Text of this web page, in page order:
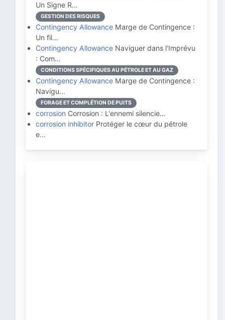
Un Signe R…
GESTION DES RISQUES
Contingency Allowance Marge de Contingence :
Un fil…
Contingency Allowance Naviguer dans l'Imprévu
: Com…
CONDITIONS SPÉCIFIQUES AU PÉTROLE ET AU GAZ
Contingency Allowance Marge de Contingence :
Navigu…
FORAGE ET COMPLÉTION DE PUITS
corrosion Corrosion : L'ennemi silencie…
corrosion inhibitor Protéger le cœur du pétrole
e…